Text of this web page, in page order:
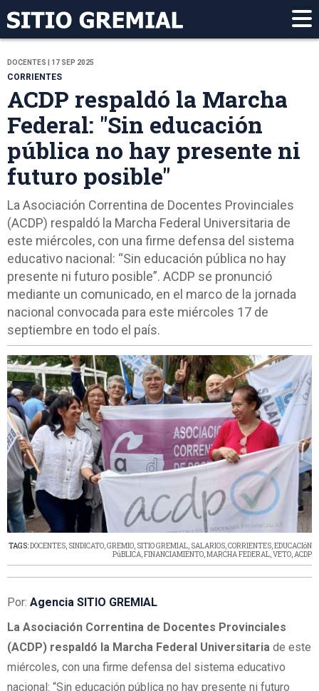
DOCENTES | 17 SEP 2025
CORRIENTES
ACDP respaldó la Marcha
Federal: "Sin educación
pública no hay presente ni
futuro posible"
La Asociación Correntina de Docentes Provinciales
(ACDP) respaldó la Marcha Federal Universitaria de
este miércoles, con una firme defensa del sistema
educativo nacional: “Sin educación pública no hay
presente ni futuro posible”. ACDP se pronunció
mediante un comunicado, en el marco de la jornada
nacional convocada para este miércoles 17 de
septiembre en todo el país.
TAGS:DOCENTES, SINDICATO,GREMIO, SITIO GREMIAL, SALARIOS,CORRIENTES,EDUCACIóN
PúBLICA,FINANCIAMIENTO,MARCHA FEDERAL,VETO,ACDP
Por: Agencia SITIO GREMIAL
La Asociación Correntina de Docentes Provinciales
(ACDP) respaldó la Marcha Federal Universitaria de este
miércoles, con una firme defensa del sistema educativo
nacional: “Sin educación pública no hay presente ni futuro